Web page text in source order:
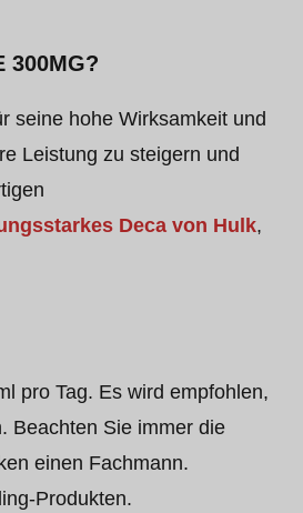
300MG?
seine hohe Wirksamkeit und
Leistung zu steigern und
Deca von Hulk,
pro Tag. Es wird empfohlen,
Beachten Sie immer die
einen Fachmann.
Produkten.